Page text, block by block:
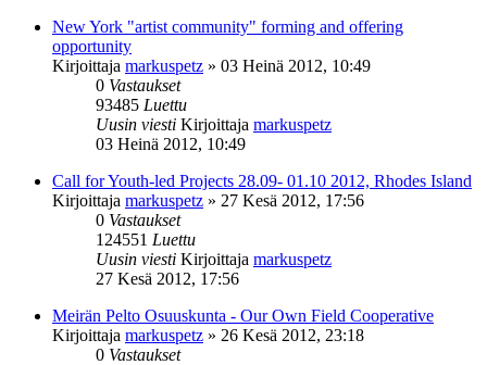
New York "artist community" forming and offering
opportunity
Kirjoittaja markuspetz » 03 Heinä 2012, 10:49
0 Vastaukset
93485 Luettu
Uusin viesti Kirjoittaja markuspetz
03 Heinä 2012, 10:49
Call for Youth-led Projects 28.09- 01.10 2012, Rhodes Island
Kirjoittaja markuspetz » 27 Kesä 2012, 17:56
0 Vastaukset
124551 Luettu
Uusin viesti Kirjoittaja markuspetz
27 Kesä 2012, 17:56
Meirän Pelto Osuuskunta - Our Own Field Cooperative
Kirjoittaja markuspetz » 26 Kesä 2012, 23:18
0 Vastaukset